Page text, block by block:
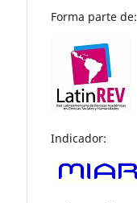
Forma parte de:
Indicador: